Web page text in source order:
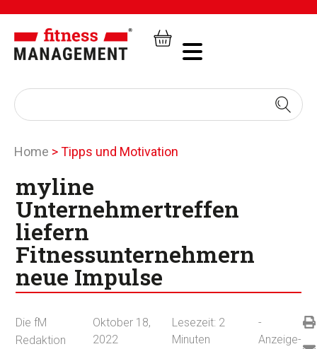
Home >Tipps und Motivation
myline
Unternehmertreffen
liefern
Fitnessunternehmern
neue Impulse
Die fM
Redaktion
Oktober 18,
2022
Lesezeit: 2
Minuten
-
Anzeige-